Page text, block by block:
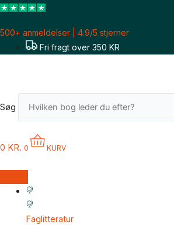
Gå
indholdet
500+ anmeldelser | 4.9/5 stjerner
Fri fragt over 350 KR
Søg
0 KR. 0 KURV
Faglitteratur